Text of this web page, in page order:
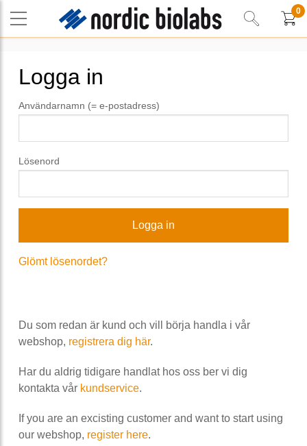
0
Logga in
Användarnamn (= e-postadress)
Lösenord
Glömt lösenordet?
Du som redan är kund och vill börja handla i vår
webshop, registrera dig här.
Har du aldrig tidigare handlat hos oss ber vi dig
kontakta vår kundservice.
If you are an excisting customer and want to start using
our webshop, register here.